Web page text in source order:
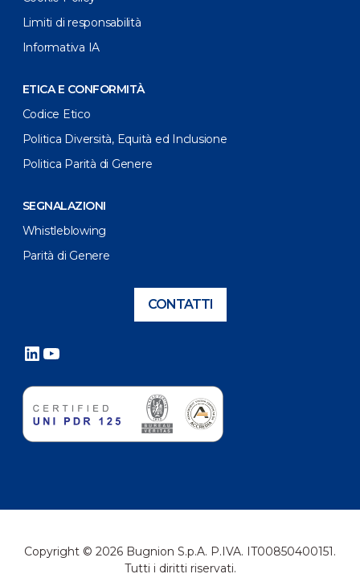
Limiti di responsabilità
Informativa IA
ETICA E CONFORMITÀ
Codice Etico
Politica Diversità, Equità ed Inclusione
Politica Parità di Genere
SEGNALAZIONI
Whistleblowing
Parità di Genere
CONTATTI
LinkedIn
YouTube
Copyright © 2026 Bugnion S.p.A. P.IVA. IT00850400151.
Tutti i diritti riservati.